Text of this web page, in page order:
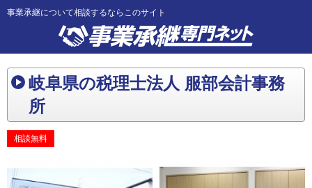
事業承継について相談するならこのサイト
岐阜県の税理士法人 服部会計事務
所
相談無料